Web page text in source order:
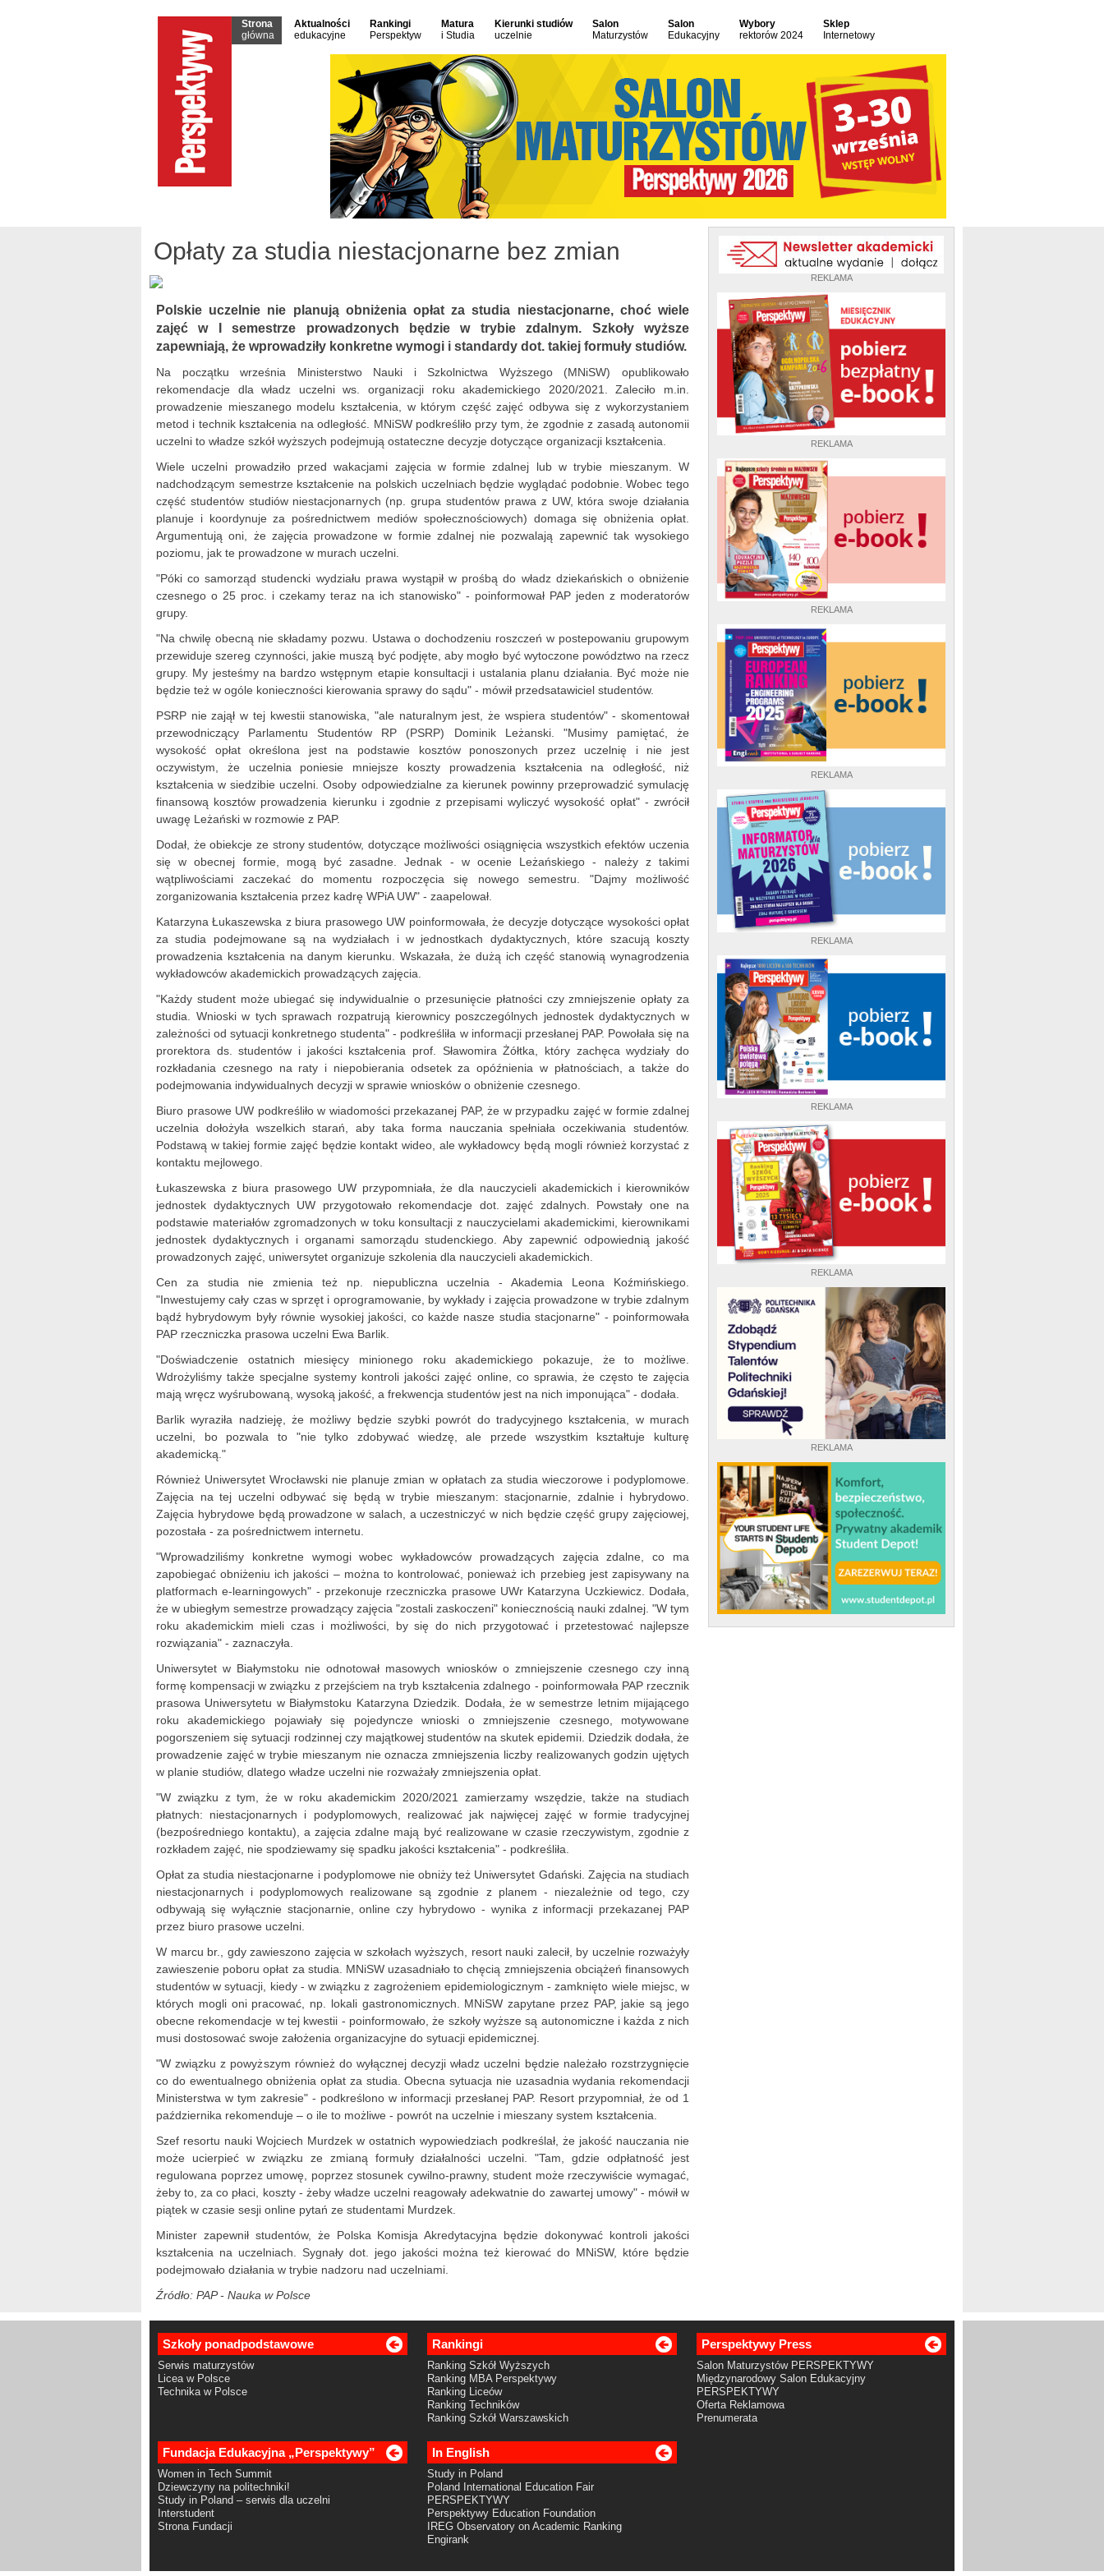
Strona
główna
Aktualności
edukacyjne
Rankingi
Perspektyw
Matura
i Studia
Kierunki studiów
uczelnie
Salon
Maturzystów
Salon
Edukacyjny
Wybory
rektorów 2024
Sklep
Internetowy
REKLAMA
REKLAMA
REKLAMA
REKLAMA
REKLAMA
REKLAMA
REKLAMA
REKLAMA
Opłaty za studia niestacjonarne bez zmian
Polskie uczelnie nie planują obniżenia opłat za studia niestacjonarne, choć wiele
zajęć w I semestrze prowadzonych będzie w trybie zdalnym. Szkoły wyższe
zapewniają, że wprowadziły konkretne wymogi i standardy dot. takiej formuły studiów.
Na początku września Ministerstwo Nauki i Szkolnictwa Wyższego (MNiSW) opublikowało
rekomendacje dla władz uczelni ws. organizacji roku akademickiego 2020/2021. Zaleciło m.in.
prowadzenie mieszanego modelu kształcenia, w którym część zajęć odbywa się z wykorzystaniem
metod i technik kształcenia na odległość. MNiSW podkreśliło przy tym, że zgodnie z zasadą autonomii
uczelni to władze szkół wyższych podejmują ostateczne decyzje dotyczące organizacji kształcenia.
Wiele uczelni prowadziło przed wakacjami zajęcia w formie zdalnej lub w trybie mieszanym. W
nadchodzącym semestrze kształcenie na polskich uczelniach będzie wyglądać podobnie. Wobec tego
część studentów studiów niestacjonarnych (np. grupa studentów prawa z UW, która swoje działania
planuje i koordynuje za pośrednictwem mediów społecznościowych) domaga się obniżenia opłat.
Argumentują oni, że zajęcia prowadzone w formie zdalnej nie pozwalają zapewnić tak wysokiego
poziomu, jak te prowadzone w murach uczelni.
"Póki co samorząd studencki wydziału prawa wystąpił w prośbą do władz dziekańskich o obniżenie
czesnego o 25 proc. i czekamy teraz na ich stanowisko" - poinformował PAP jeden z moderatorów
grupy.
"Na chwilę obecną nie składamy pozwu. Ustawa o dochodzeniu roszczeń w postepowaniu grupowym
przewiduje szereg czynności, jakie muszą być podjęte, aby mogło być wytoczone powództwo na rzecz
grupy. My jesteśmy na bardzo wstępnym etapie konsultacji i ustalania planu działania. Być może nie
będzie też w ogóle konieczności kierowania sprawy do sądu" - mówił przedsatawiciel studentów.
PSRP nie zajął w tej kwestii stanowiska, "ale naturalnym jest, że wspiera studentów" - skomentował
przewodniczący Parlamentu Studentów RP (PSRP) Dominik Leżanski. "Musimy pamiętać, że
wysokość opłat określona jest na podstawie kosztów ponoszonych przez uczelnię i nie jest
oczywistym, że uczelnia poniesie mniejsze koszty prowadzenia kształcenia na odległość, niż
kształcenia w siedzibie uczelni. Osoby odpowiedzialne za kierunek powinny przeprowadzić symulację
finansową kosztów prowadzenia kierunku i zgodnie z przepisami wyliczyć wysokość opłat" - zwrócił
uwagę Leżański w rozmowie z PAP.
Dodał, że obiekcje ze strony studentów, dotyczące możliwości osiągnięcia wszystkich efektów uczenia
się w obecnej formie, mogą być zasadne. Jednak - w ocenie Leżańskiego - należy z takimi
wątpliwościami zaczekać do momentu rozpoczęcia się nowego semestru. "Dajmy możliwość
zorganizowania kształcenia przez kadrę WPiA UW" - zaapelował.
Katarzyna Łukaszewska z biura prasowego UW poinformowała, że decyzje dotyczące wysokości opłat
za studia podejmowane są na wydziałach i w jednostkach dydaktycznych, które szacują koszty
prowadzenia kształcenia na danym kierunku. Wskazała, że dużą ich część stanowią wynagrodzenia
wykładowców akademickich prowadzących zajęcia.
"Każdy student może ubiegać się indywidualnie o przesunięcie płatności czy zmniejszenie opłaty za
studia. Wnioski w tych sprawach rozpatrują kierownicy poszczególnych jednostek dydaktycznych w
zależności od sytuacji konkretnego studenta" - podkreśliła w informacji przesłanej PAP. Powołała się na
prorektora ds. studentów i jakości kształcenia prof. Sławomira Żółtka, który zachęca wydziały do
rozkładania czesnego na raty i niepobierania odsetek za opóźnienia w płatnościach, a także do
podejmowania indywidualnych decyzji w sprawie wniosków o obniżenie czesnego.
Biuro prasowe UW podkreśliło w wiadomości przekazanej PAP, że w przypadku zajęć w formie zdalnej
uczelnia dołożyła wszelkich starań, aby taka forma nauczania spełniała oczekiwania studentów.
Podstawą w takiej formie zajęć będzie kontakt wideo, ale wykładowcy będą mogli również korzystać z
kontaktu mejlowego.
Łukaszewska z biura prasowego UW przypomniała, że dla nauczycieli akademickich i kierowników
jednostek dydaktycznych UW przygotowało rekomendacje dot. zajęć zdalnych. Powstały one na
podstawie materiałów zgromadzonych w toku konsultacji z nauczycielami akademickimi, kierownikami
jednostek dydaktycznych i organami samorządu studenckiego. Aby zapewnić odpowiednią jakość
prowadzonych zajęć, uniwersytet organizuje szkolenia dla nauczycieli akademickich.
Cen za studia nie zmienia też np. niepubliczna uczelnia - Akademia Leona Koźmińskiego.
"Inwestujemy cały czas w sprzęt i oprogramowanie, by wykłady i zajęcia prowadzone w trybie zdalnym
bądź hybrydowym były równie wysokiej jakości, co każde nasze studia stacjonarne" - poinformowała
PAP rzeczniczka prasowa uczelni Ewa Barlik.
"Doświadczenie ostatnich miesięcy minionego roku akademickiego pokazuje, że to możliwe.
Wdrożyliśmy także specjalne systemy kontroli jakości zajęć online, co sprawia, że często te zajęcia
mają wręcz wyśrubowaną, wysoką jakość, a frekwencja studentów jest na nich imponująca" - dodała.
Barlik wyraziła nadzieję, że możliwy będzie szybki powrót do tradycyjnego kształcenia, w murach
uczelni, bo pozwala to "nie tylko zdobywać wiedzę, ale przede wszystkim kształtuje kulturę
akademicką."
Również Uniwersytet Wrocławski nie planuje zmian w opłatach za studia wieczorowe i podyplomowe.
Zajęcia na tej uczelni odbywać się będą w trybie mieszanym: stacjonarnie, zdalnie i hybrydowo.
Zajęcia hybrydowe będą prowadzone w salach, a uczestniczyć w nich będzie część grupy zajęciowej,
pozostała - za pośrednictwem internetu.
"Wprowadziliśmy konkretne wymogi wobec wykładowców prowadzących zajęcia zdalne, co ma
zapobiegać obniżeniu ich jakości – można to kontrolować, ponieważ ich przebieg jest zapisywany na
platformach e-learningowych" - przekonuje rzeczniczka prasowe UWr Katarzyna Uczkiewicz. Dodała,
że w ubiegłym semestrze prowadzący zajęcia "zostali zaskoczeni" koniecznością nauki zdalnej. "W tym
roku akademickim mieli czas i możliwości, by się do nich przygotować i przetestować najlepsze
rozwiązania" - zaznaczyła.
Uniwersytet w Białymstoku nie odnotował masowych wniosków o zmniejszenie czesnego czy inną
formę kompensacji w związku z przejściem na tryb kształcenia zdalnego - poinformowała PAP rzecznik
prasowa Uniwersytetu w Białymstoku Katarzyna Dziedzik. Dodała, że w semestrze letnim mijającego
roku akademickiego pojawiały się pojedyncze wnioski o zmniejszenie czesnego, motywowane
pogorszeniem się sytuacji rodzinnej czy majątkowej studentów na skutek epidemii. Dziedzik dodała, że
prowadzenie zajęć w trybie mieszanym nie oznacza zmniejszenia liczby realizowanych godzin ujętych
w planie studiów, dlatego władze uczelni nie rozważały zmniejszenia opłat.
"W związku z tym, że w roku akademickim 2020/2021 zamierzamy wszędzie, także na studiach
płatnych: niestacjonarnych i podyplomowych, realizować jak najwięcej zajęć w formie tradycyjnej
(bezpośredniego kontaktu), a zajęcia zdalne mają być realizowane w czasie rzeczywistym, zgodnie z
rozkładem zajęć, nie spodziewamy się spadku jakości kształcenia" - podkreśliła.
Opłat za studia niestacjonarne i podyplomowe nie obniży też Uniwersytet Gdański. Zajęcia na studiach
niestacjonarnych i podyplomowych realizowane są zgodnie z planem - niezależnie od tego, czy
odbywają się wyłącznie stacjonarnie, online czy hybrydowo - wynika z informacji przekazanej PAP
przez biuro prasowe uczelni.
W marcu br., gdy zawieszono zajęcia w szkołach wyższych, resort nauki zalecił, by uczelnie rozważyły
zawieszenie poboru opłat za studia. MNiSW uzasadniało to chęcią zmniejszenia obciążeń finansowych
studentów w sytuacji, kiedy - w związku z zagrożeniem epidemiologicznym - zamknięto wiele miejsc, w
których mogli oni pracować, np. lokali gastronomicznych. MNiSW zapytane przez PAP, jakie są jego
obecne rekomendacje w tej kwestii - poinformowało, że szkoły wyższe są autonomiczne i każda z nich
musi dostosować swoje założenia organizacyjne do sytuacji epidemicznej.
"W związku z powyższym również do wyłącznej decyzji władz uczelni będzie należało rozstrzygnięcie
co do ewentualnego obniżenia opłat za studia. Obecna sytuacja nie uzasadnia wydania rekomendacji
Ministerstwa w tym zakresie" - podkreślono w informacji przesłanej PAP. Resort przypomniał, że od 1
października rekomenduje – o ile to możliwe - powrót na uczelnie i mieszany system kształcenia.
Szef resortu nauki Wojciech Murdzek w ostatnich wypowiedziach podkreślał, że jakość nauczania nie
może ucierpieć w związku ze zmianą formuły działalności uczelni. "Tam, gdzie odpłatność jest
regulowana poprzez umowę, poprzez stosunek cywilno-prawny, student może rzeczywiście wymagać,
żeby to, za co płaci, koszty - żeby władze uczelni reagowały adekwatnie do zawartej umowy" - mówił w
piątek w czasie sesji online pytań ze studentami Murdzek.
Minister zapewnił studentów, że Polska Komisja Akredytacyjna będzie dokonywać kontroli jakości
kształcenia na uczelniach. Sygnały dot. jego jakości można też kierować do MNiSW, które będzie
podejmowało działania w trybie nadzoru nad uczelniami.
Źródło: PAP - Nauka w Polsce
Szkoły ponadpodstawowe
Serwis maturzystów
Licea w Polsce
Technika w Polsce
Rankingi
Ranking Szkół Wyższych
Ranking MBA Perspektywy
Ranking Liceów
Ranking Techników
Ranking Szkół Warszawskich
Perspektywy Press
Salon Maturzystów PERSPEKTYWY
Międzynarodowy Salon Edukacyjny
PERSPEKTYWY
Oferta Reklamowa
Prenumerata
Fundacja Edukacyjna „Perspektywy”
Women in Tech Summit
Dziewczyny na politechniki!
Study in Poland – serwis dla uczelni
Interstudent
Strona Fundacji
In English
Study in Poland
Poland International Education Fair
PERSPEKTYWY
Perspektywy Education Foundation
IREG Observatory on Academic Ranking
Engirank